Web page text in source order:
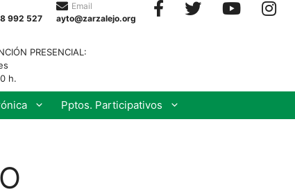
992 527
Email
ayto@zarzalejo.org
PRESENCIAL:
h.
Pptos. Participativos